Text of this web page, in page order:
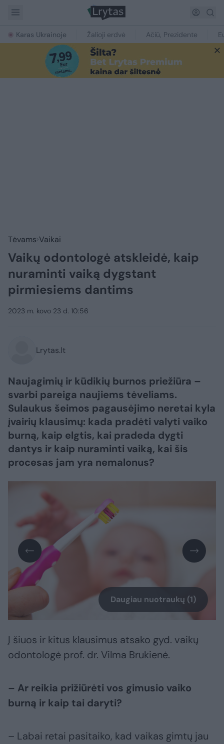
Karas Ukrainoje Žalioji erdvė Ačiū, Prezidente
Tėvams Vaikai
Vaikų odontologė atskleidė, kaip
nuraminti vaiką dygstant
pirmiesiems dantims
2023 m. kovo 23 d. 10:56
Lrytas.lt
Naujagimių ir kūdikių burnos priežiūra –
svarbi pareiga naujiems tėveliams.
Sulaukus šeimos pagausėjimo neretai kyla
įvairių klausimų: kada pradėti valyti vaiko
burną, kaip elgtis, kai pradeda dygti
dantys ir kaip nuraminti vaiką, kai šis
procesas jam yra nemalonus?
Daugiau nuotraukų (1)
Į šiuos ir kitus klausimus atsako gyd. vaikų
odontologė prof. dr. Vilma Brukienė.
– Ar reikia prižiūrėti vos gimusio vaiko
burną ir kaip tai daryti?
– Labai retai pasitaiko, kad vaikas gimtų jau